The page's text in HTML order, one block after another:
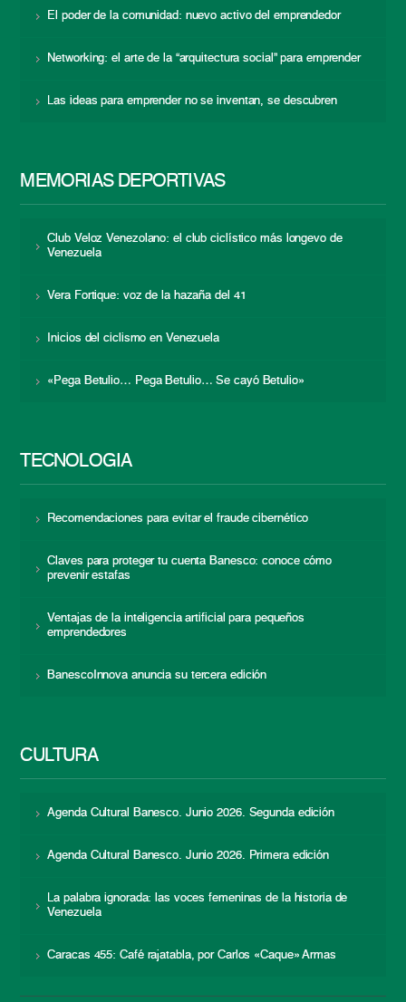
El poder de la comunidad: nuevo activo del emprendedor
Networking: el arte de la “arquitectura social” para emprender
Las ideas para emprender no se inventan, se descubren
MEMORIAS DEPORTIVAS
Club Veloz Venezolano: el club ciclístico más longevo de
Venezuela
Vera Fortique: voz de la hazaña del 41
Inicios del ciclismo en Venezuela
«Pega Betulio… Pega Betulio… Se cayó Betulio»
TECNOLOGÍA
Recomendaciones para evitar el fraude cibernético
Claves para proteger tu cuenta Banesco: conoce cómo
prevenir estafas
Ventajas de la inteligencia artificial para pequeños
emprendedores
BanescoInnova anuncia su tercera edición
CULTURA
Agenda Cultural Banesco. Junio 2026. Segunda edición
Agenda Cultural Banesco. Junio 2026. Primera edición
La palabra ignorada: las voces femeninas de la historia de
Venezuela
Caracas 455: Café rajatabla, por Carlos «Caque» Armas